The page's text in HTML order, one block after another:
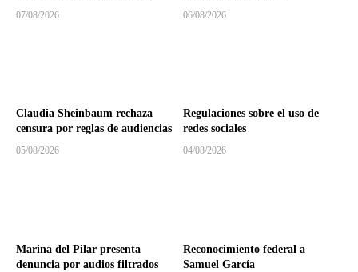
07/08/2026 06/08/2026
Claudia Sheinbaum rechaza
censura por reglas de audiencias
05/08/2026
Regulaciones sobre el uso de
redes sociales
04/08/2026
Marina del Pilar presenta
denuncia por audios filtrados
Reconocimiento federal a
Samuel García